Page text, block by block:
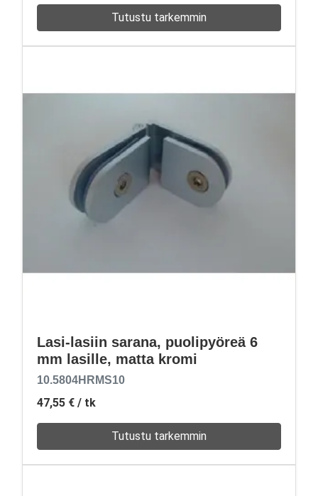
Tutustu tarkemmin
Lasi-lasiin sarana, puolipyöreä 6
mm lasille, matta kromi
10.5804HRMS10
47,55 € / tk
Tutustu tarkemmin